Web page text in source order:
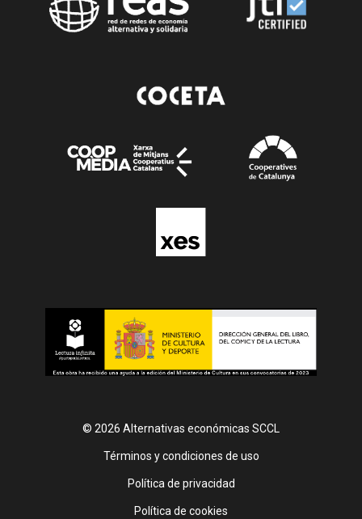
© 2026 Alternativas económicas SCCL
Footer
Términos y condiciones de uso
Política de privacidad
Política de cookies